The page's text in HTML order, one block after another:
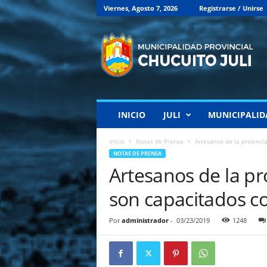
Viernes, Agosto 7, 2026 Registrarse / Unirse
M
u
n
p
l
i
a
i
c
INICIO JULI
Inicio Notas de Prensa Artesanos de la
NOTAS DE PRENSA
Artesanos de la
son capacitados
Por administrador- 03/23/2019 1248